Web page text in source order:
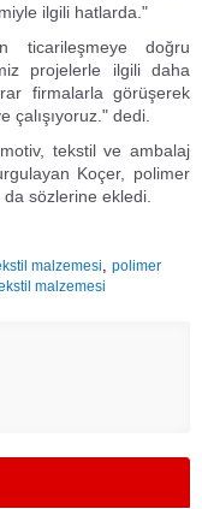
ilgili hatlarda."
ticarileşmeye doğru
projelerle ilgili daha
firmalarla görüşerek
çalışıyoruz." dedi.
tekstil ve ambalaj
Koçer, polimer
da sözlerine ekledi.
malzemesi,polimer
malzemesi